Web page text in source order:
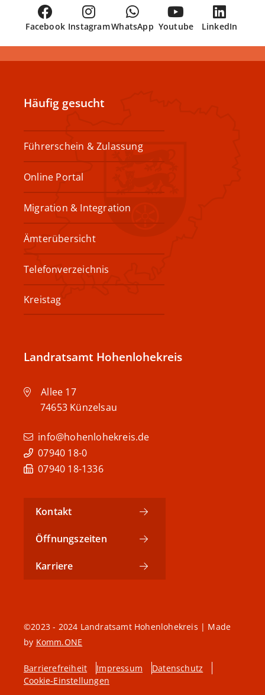
Facebook InstagramWhatsApp Youtube LinkedIn
Häufig gesucht
Führerschein & Zulassung
Online Portal
Migration & Integration
Ämterübersicht
Telefonverzeichnis
Kreistag
Landratsamt Hohenlohekreis
Allee 17
74653 Künzelsau
info@hohenlohekreis.de
07940 18-0
07940 18-1336
Kontakt
Öffnungszeiten
Karriere
©2023 - 2024 Landratsamt Hohenlohekreis | Made
by Komm.ONE
Barrierefreiheit Impressum
Datenschutz
Cookie-Einstellungen